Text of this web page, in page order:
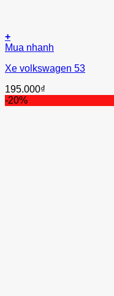
+
Mua nhanh
Xe volkswagen 53
195.000₫
-20%